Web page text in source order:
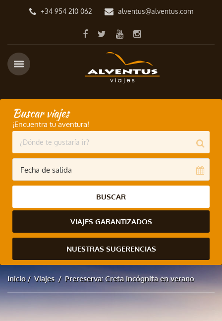
+34 954 210 062 alventus@alventus.com
Buscar viajes
¡Encuentra tu aventura!
BUSCAR
VIAJES GARANTIZADOS
NUESTRAS SUGERENCIAS
Inicio Viajes Prereserva: Creta Incógnita en verano